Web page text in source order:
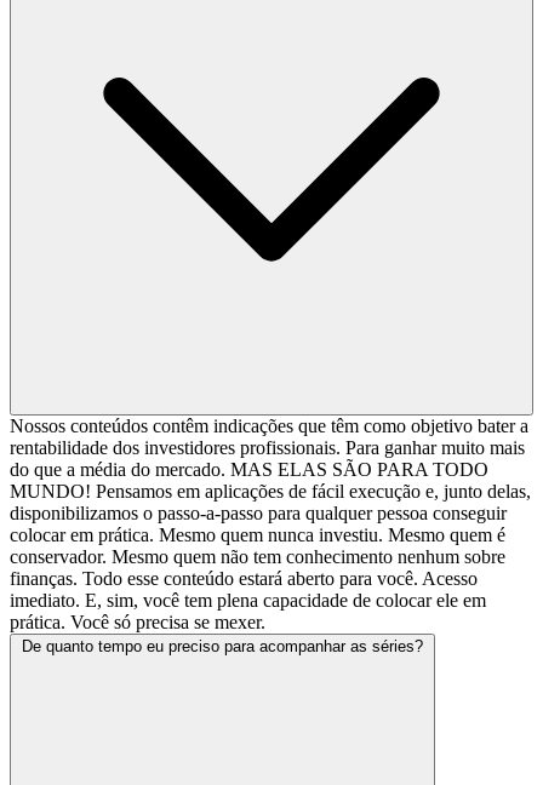
Nossos conteúdos contêm indicações que têm como objetivo bater a
rentabilidade dos investidores profissionais. Para ganhar muito mais
do que a média do mercado. MAS ELAS SÃO PARA TODO
MUNDO! Pensamos em aplicações de fácil execução e, junto delas,
disponibilizamos o passo-a-passo para qualquer pessoa conseguir
colocar em prática. Mesmo quem nunca investiu. Mesmo quem é
conservador. Mesmo quem não tem conhecimento nenhum sobre
finanças. Todo esse conteúdo estará aberto para você. Acesso
imediato. E, sim, você tem plena capacidade de colocar ele em
prática. Você só precisa se mexer.
De quanto tempo eu preciso para acompanhar as séries?